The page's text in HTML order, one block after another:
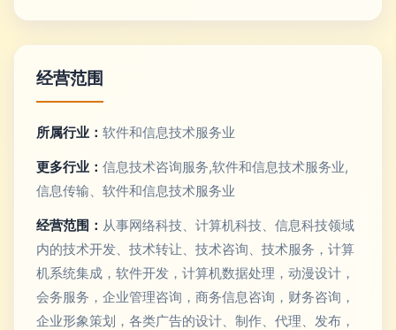
经营范围
所属行业： 软件和信息技术服务业
更多行业： 信息技术咨询服务,软件和信息技术服务业,
信息传输、软件和信息技术服务业
经营范围： 从事网络科技、计算机科技、信息科技领域
内的技术开发、技术转让、技术咨询、技术服务，计算
机系统集成，软件开发，计算机数据处理，动漫设计，
会务服务，企业管理咨询，商务信息咨询，财务咨询，
企业形象策划，各类广告的设计、制作、代理、发布，